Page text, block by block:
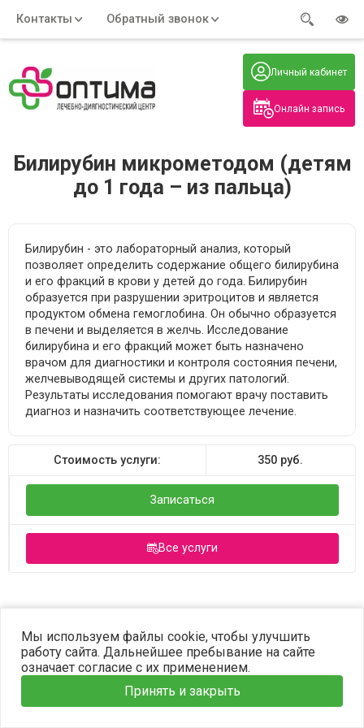
Онлайн запись
Личный кабинет
Контакты
Обратный звонок
Адрес:
Часы работы: Телефон:
+7 (914) 579-77-99
Нажмите на номер, чтобы
позвонить
Билирубин микрометодом (детям
до 1 года – из пальца)
Билирубин - это лабораторный анализ, который
позволяет определить содержание общего билирубина
и его фракций в крови у детей до года. Билирубин
образуется при разрушении эритроцитов и является
продуктом обмена гемоглобина. Он обычно образуется
в печени и выделяется в желчь. Исследование
билирубина и его фракций может быть назначено
врачом для диагностики и контроля состояния печени,
желчевыводящей системы и других патологий.
Результаты исследования помогают врачу поставить
диагноз и назначить соответствующее лечение.
Стоимость услуги: 350 руб.
Записаться
Все услуги
©2023 OPTIMA. Все права защищены.
Мы используем файлы cookie, чтобы улучшить
работу сайта. Дальнейшее пребывание на сайте
означает согласие с их применением.
Принять и закрыть